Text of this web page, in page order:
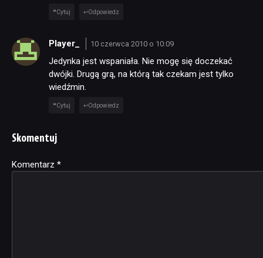
Cytuj Odpowiedz
Player_ 10 czerwca 2010 o 10:09
Jedynka jest wspaniała. Nie mogę się doczekać
dwójki. Drugą grą, na którą tak czekam jest tylko
wiedźmin.
Cytuj Odpowiedz
Skomentuj
Komentarz *
Alternative: